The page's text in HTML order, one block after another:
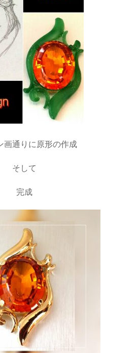
画通りに原形の作成
そして
完成